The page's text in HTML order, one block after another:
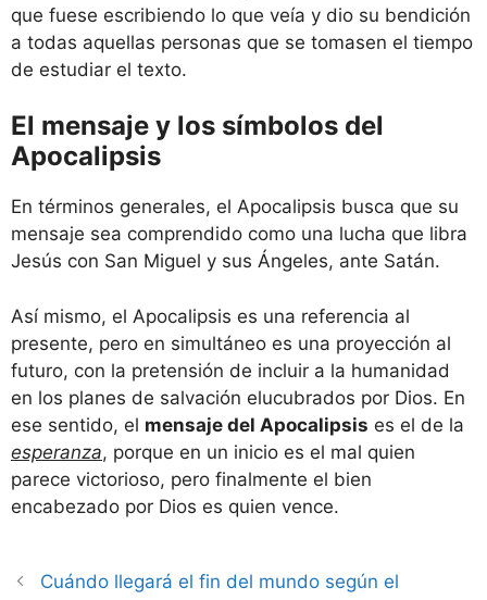
que fuese escribiendo lo que veía y dio su bendición
a todas aquellas personas que se tomasen el tiempo
de estudiar el texto.
El mensaje y los símbolos del
Apocalipsis
En términos generales, el Apocalipsis busca que su
mensaje sea comprendido como una lucha que libra
Jesús con San Miguel y sus Ángeles, ante Satán.
Así mismo, el Apocalipsis es una referencia al
presente, pero en simultáneo es una proyección al
futuro, con la pretensión de incluir a la humanidad
en los planes de salvación elucubrados por Dios. En
ese sentido, el mensaje del Apocalipsis es el de la
esperanza, porque en un inicio es el mal quien
parece victorioso, pero finalmente el bien
encabezado por Dios es quien vence.
Cuándo llegará el fin del mundo según el